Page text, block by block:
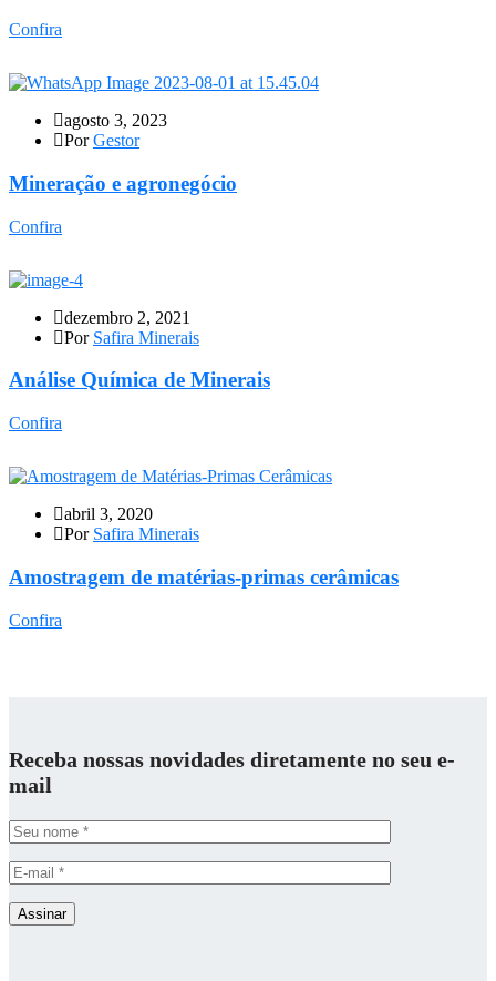
Confira
agosto 3, 2023
PorGestor
Mineração e agronegócio
Confira
dezembro 2, 2021
Por Safira Minerais
Análise Química de Minerais
Confira
abril 3, 2020
Por Safira Minerais
Amostragem de matérias-primas cerâmicas
Confira
Receba nossas novidades diretamente no seu e-
mail
Assinar